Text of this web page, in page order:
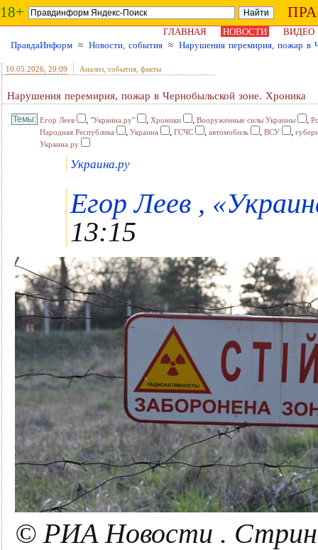
18+
ГЛАВНАЯ НОВОСТИ
ВИДЕО
ПравдаИнформ ≈ Новости, события ≈ Нарушения перемирия, пожар в
10.05.2026 , 20:09 Анализ, события, факты
Нарушения перемирия, пожар в Чернобыльской зоне. Хроника
Егор Леев , "Украина.ру" , Хроники , Вооруженные силы Украины ,
Народная Республика
, Украина , ГСЧС , автомобиль , ВСУ ,
Украина.ру
Украина.ру
Егор Леев ,
13:15
© РИА Новости .